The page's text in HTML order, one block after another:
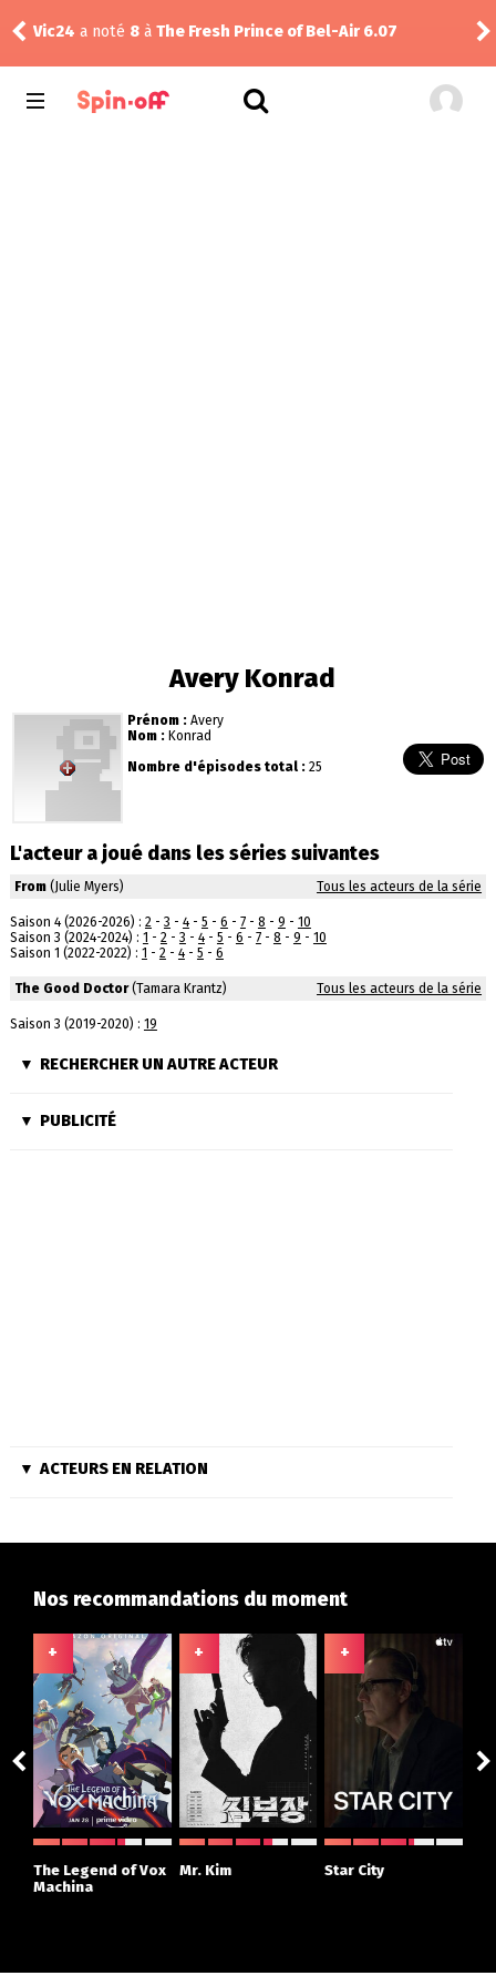
Vic24 a noté 8 à The Fresh Prince of Bel-Air 6.07
Avery Konrad
Prénom : Avery
Nom : Konrad
Nombre d'épisodes total : 25
L'acteur a joué dans les séries suivantes
From(Julie Myers) Tous les acteurs de la série
Saison 4 (2026-2026) : 2- 3 - 4- 5 - 6 - 7- 8 - 9 - 10
Saison 3 (2024-2024) : 1 - 2- 3 - 4- 5 - 6 - 7- 8 - 9 - 10
Saison 1 (2022-2022) : 1 - 2- 4- 5 - 6
The Good Doctor(Tamara Krantz) Tous les acteurs de la série
Saison 3 (2019-2020) : 19
RECHERCHER UN AUTRE ACTEUR
PUBLICITÉ
ACTEURS EN RELATION
Nos recommandations du moment
+
The Legend of Vox
Machina
+
Mr. Kim
+
Star City